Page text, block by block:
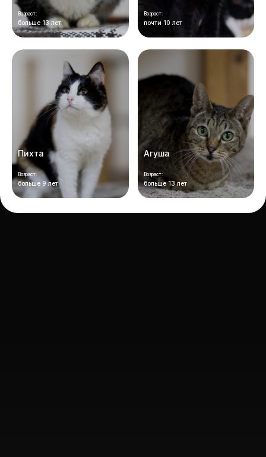
Возраст:
больше 13 лет
Возраст:
почти 10 лет
Пихта
Возраст:
больше 9 лет
Агуша
Возраст:
больше 13 лет